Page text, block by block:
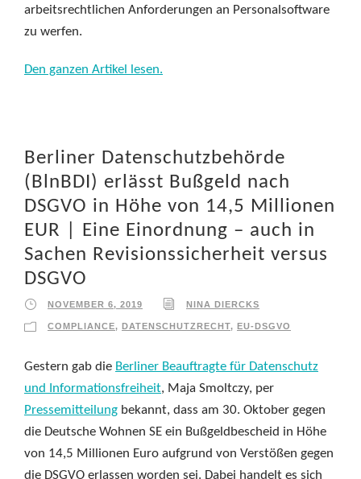
arbeitsrechtlichen Anforderungen an Personalsoftware
zu werfen.
Den ganzen Artikel lesen.
Berliner Datenschutzbehörde
(BlnBDI) erlässt Bußgeld nach
DSGVO in Höhe von 14,5 Millionen
EUR | Eine Einordnung – auch in
Sachen Revisionssicherheit versus
DSGVO
NOVEMBER 6, 2019 NINA DIERCKS
COMPLIANCE, DATENSCHUTZRECHT, EU-DSGVO
Gestern gab die Berliner Beauftragte für Datenschutz
und Informationsfreiheit, Maja Smoltczy, per
Pressemitteilung bekannt, dass am 30. Oktober gegen
die Deutsche Wohnen SE ein Bußgeldbescheid in Höhe
von 14,5 Millionen Euro aufgrund von Verstößen gegen
die DSGVO erlassen worden sei. Dabei handelt es sich